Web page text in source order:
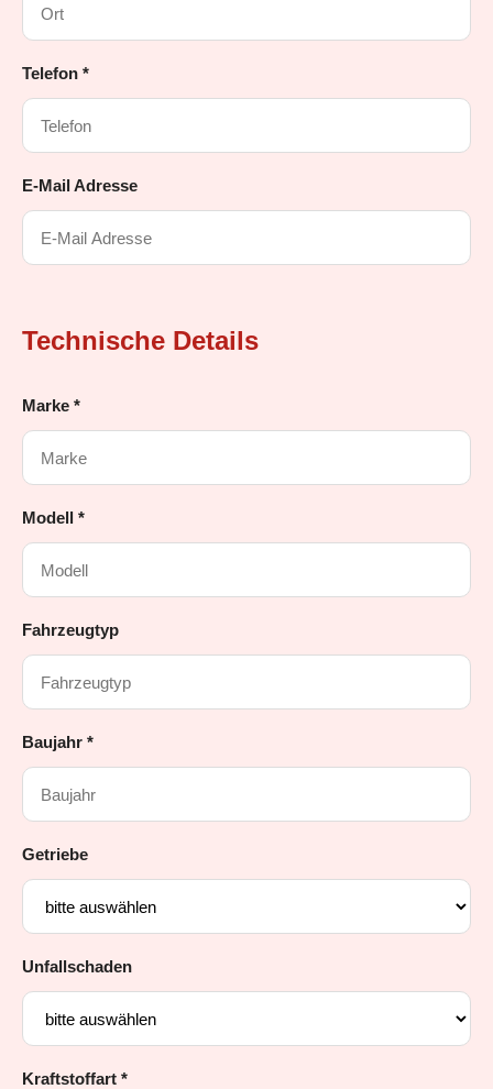
Telefon *
E-Mail Adresse
Technische Details
Marke *
Modell *
Fahrzeugtyp
Baujahr *
Getriebe
Unfallschaden
Kraftstoffart *